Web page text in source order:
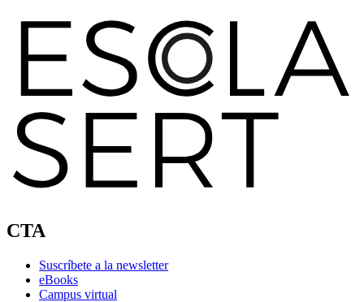
CTA
Suscríbete a la newsletter
eBooks
Campus virtual